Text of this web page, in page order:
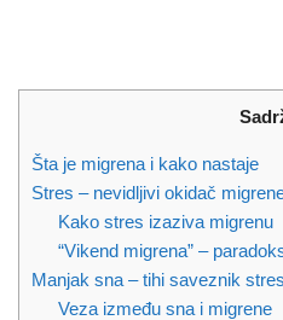
Šta je migrena i kako nastaje
Stres – nevidljivi okidač
Kako stres izaziva migrenu
“Vikend migrena” –
Manjak sna – tihi saveznik
Veza između sna i migrene